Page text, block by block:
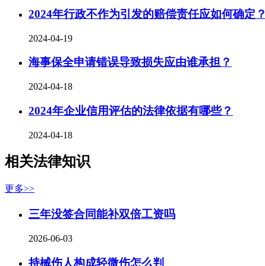
2024年行政不作为引发的赔偿责任应如何确定？
2024-04-19
海事保全申请错误导致损失应由谁承担？
2024-04-18
2024年企业信用评估的法律依据有哪些？
2024-04-18
相关法律知识
更多>>
三年没签合同能补双倍工资吗
2026-06-03
持械伤人构成轻微伤怎么判